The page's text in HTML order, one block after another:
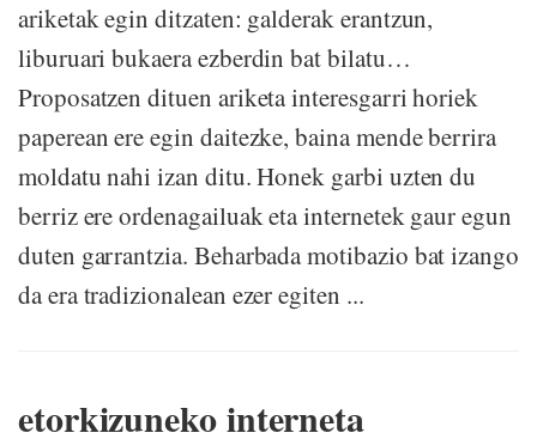
ariketak egin ditzaten: galderak erantzun,
liburuari bukaera ezberdin bat bilatu…
Proposatzen dituen ariketa interesgarri horiek
paperean ere egin daitezke, baina mende berrira
moldatu nahi izan ditu. Honek garbi uzten du
berriz ere ordenagailuak eta internetek gaur egun
duten garrantzia. Beharbada motibazio bat izango
da era tradizionalean ezer egiten ...
etorkizuneko interneta